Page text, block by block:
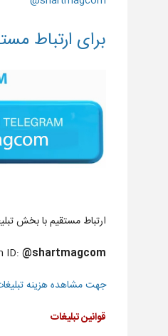
برای ارتباط
ارتباط مستقیم با بخش
ID: @shartmagcom
جهت مشاهده هزینه
قوانین تبلیغات